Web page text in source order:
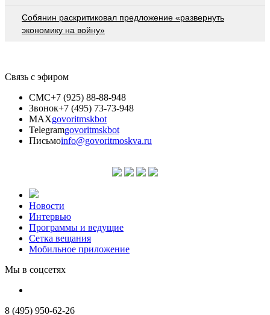
Собянин раскритиковал предложение «развернуть
экономику на войну»
Связь с эфиром
СМС+7 (925) 88-88-948
Звонок+7 (495) 73-73-948
MAXgovoritmskbot
Telegramgovoritmskbot
Письмоinfo@govoritmoskva.ru
Новости
Интервью
Программы и ведущие
Сетка вещания
Мобильное приложение
Мы в соцсетях
8 (495) 950-62-26